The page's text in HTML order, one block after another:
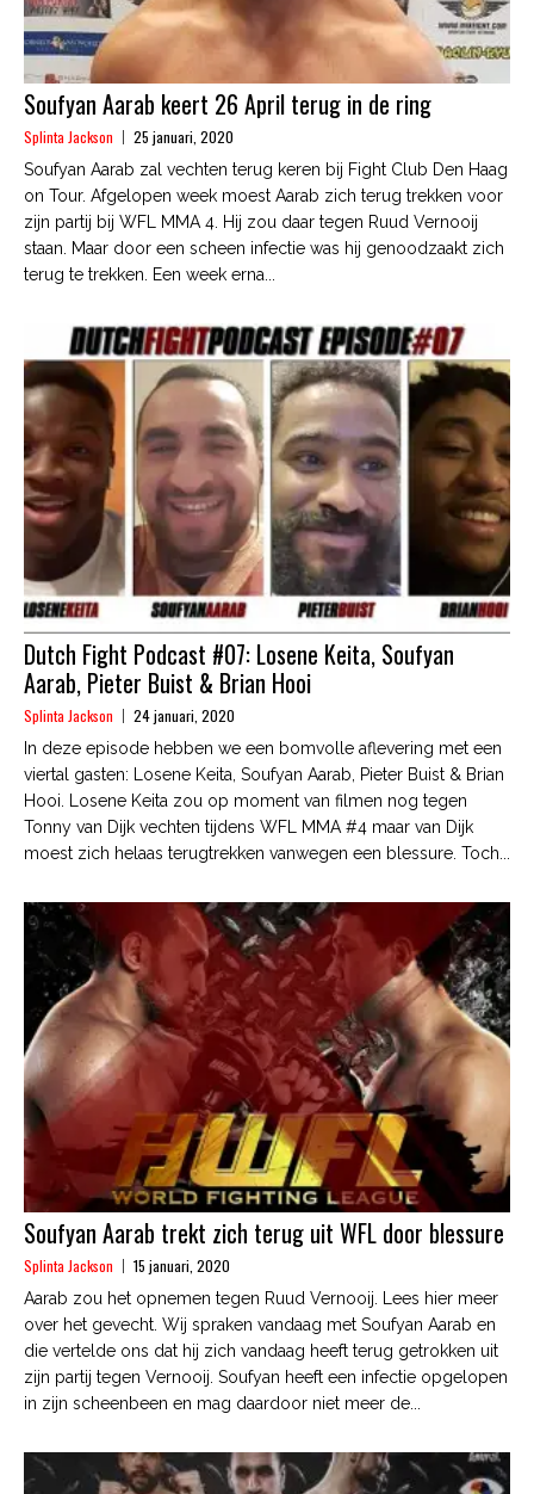
Soufyan Aarab keert 26 April terug in de ring
Splinta Jackson 25 januari, 2020
Soufyan Aarab zal vechten terug keren bij Fight Club Den Haag
on Tour. Afgelopen week moest Aarab zich terug trekken voor
zijn partij bij WFL MMA 4. Hij zou daar tegen Ruud Vernooij
staan. Maar door een scheen infectie was hij genoodzaakt zich
terug te trekken. Een week erna...
Dutch Fight Podcast #07: Losene Keita, Soufyan
Aarab, Pieter Buist & Brian Hooi
Splinta Jackson 24 januari, 2020
In deze episode hebben we een bomvolle aflevering met een
viertal gasten: Losene Keita, Soufyan Aarab, Pieter Buist & Brian
Hooi. Losene Keita zou op moment van filmen nog tegen
Tonny van Dijk vechten tijdens WFL MMA #4 maar van Dijk
moest zich helaas terugtrekken vanwegen een blessure. Toch...
Soufyan Aarab trekt zich terug uit WFL door blessure
Splinta Jackson 15 januari, 2020
Aarab zou het opnemen tegen Ruud Vernooij. Lees hier meer
over het gevecht. Wij spraken vandaag met Soufyan Aarab en
die vertelde ons dat hij zich vandaag heeft terug getrokken uit
zijn partij tegen Vernooij. Soufyan heeft een infectie opgelopen
in zijn scheenbeen en mag daardoor niet meer de...